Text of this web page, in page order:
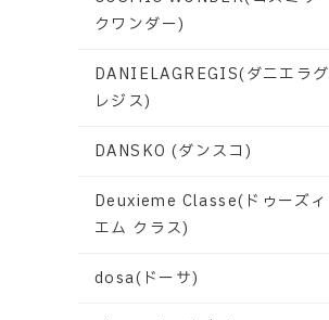
クワンダー)
DANIELAGREGIS(ダニエラグ
レジス)
DANSKO (ダンスコ)
Deuxieme Classe(ドゥーズィ
エム クラス)
dosa(ドーサ)